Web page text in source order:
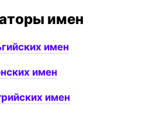
имен
имен
имен
имен